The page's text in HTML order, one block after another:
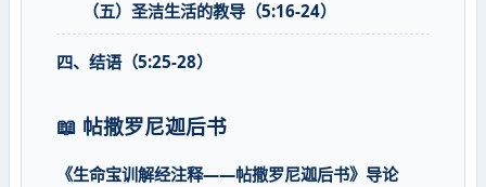
（五）圣洁生活的教导（5:16-24）
四、结语（5:25-28）
📖 帖撒罗尼迦后书
《生命宝训解经注释——帖撒罗尼迦后书》导论